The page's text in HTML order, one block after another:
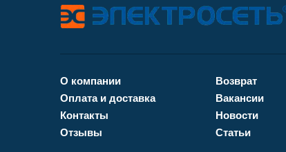
О компании
Оплата и доставка
Контакты
Отзывы
Возврат
Вакансии
Новости
Статьи